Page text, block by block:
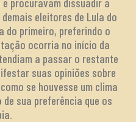
eleitores de Lula do
do primeiro, preferindo o
ocorria no início da
a passar o restante
suas opiniões sobre
se houvesse um clima
sua preferência que os